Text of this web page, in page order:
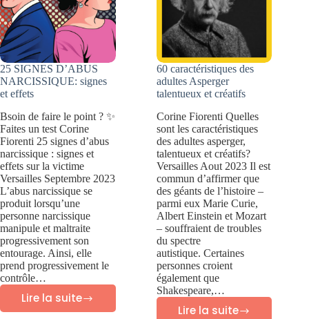
25 SIGNES D’ABUS
NARCISSIQUE: signes
et effets
Bsoin de faire le point ? ✨
Faites un test Corine
Fiorenti 25 signes d’abus
narcissique : signes et
effets sur la victime
Versailles Septembre 2023
L’abus narcissique se
produit lorsqu’une
personne narcissique
manipule et maltraite
progressivement son
entourage. Ainsi, elle
prend progressivement le
contrôle…
Lire la suite
60 caractéristiques des
adultes Asperger
talentueux et créatifs
Corine Fiorenti Quelles
sont les caractéristiques
des adultes asperger,
talentueux et créatifs?
Versailles Aout 2023 Il est
commun d’affirmer que
des géants de l’histoire –
parmi eux Marie Curie,
Albert Einstein et Mozart
– souffraient de troubles
du spectre
autistique. Certaines
personnes croient
également que
Shakespeare,…
Lire la suite